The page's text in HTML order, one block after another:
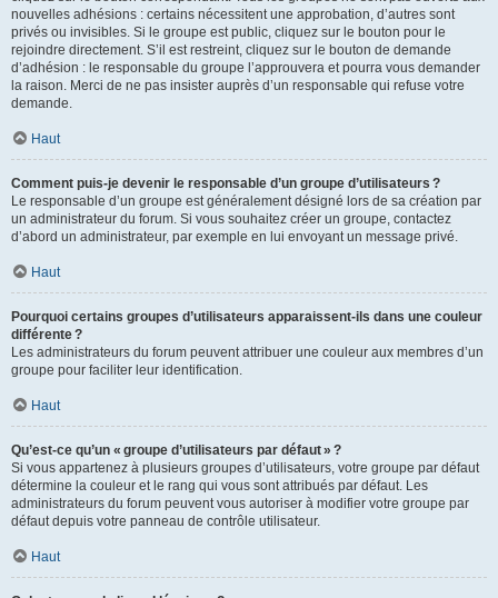
nouvelles adhésions : certains nécessitent une approbation, d’autres sont
privés ou invisibles. Si le groupe est public, cliquez sur le bouton pour le
rejoindre directement. S’il est restreint, cliquez sur le bouton de demande
d’adhésion : le responsable du groupe l’approuvera et pourra vous demander
la raison. Merci de ne pas insister auprès d’un responsable qui refuse votre
demande.
Haut
Comment puis-je devenir le responsable d’un groupe d’utilisateurs ?
Le responsable d’un groupe est généralement désigné lors de sa création par
un administrateur du forum. Si vous souhaitez créer un groupe, contactez
d’abord un administrateur, par exemple en lui envoyant un message privé.
Haut
Pourquoi certains groupes d’utilisateurs apparaissent-ils dans une couleur
différente ?
Les administrateurs du forum peuvent attribuer une couleur aux membres d’un
groupe pour faciliter leur identification.
Haut
Qu’est-ce qu’un « groupe d’utilisateurs par défaut » ?
Si vous appartenez à plusieurs groupes d’utilisateurs, votre groupe par défaut
détermine la couleur et le rang qui vous sont attribués par défaut. Les
administrateurs du forum peuvent vous autoriser à modifier votre groupe par
défaut depuis votre panneau de contrôle utilisateur.
Haut